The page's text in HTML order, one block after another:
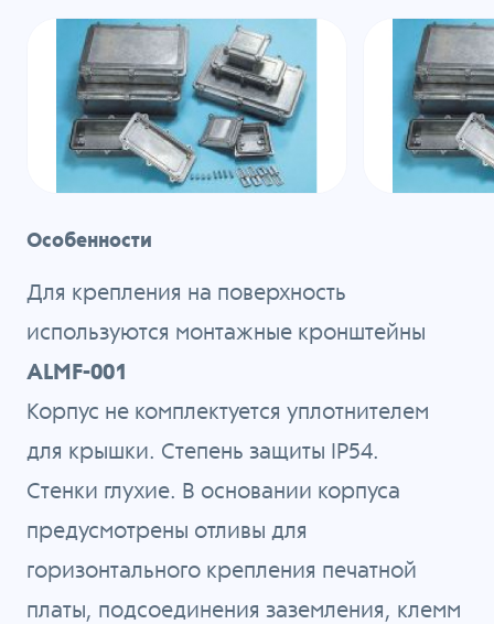
Особенности
Для крепления на поверхность
используются монтажные кронштейны
ALMF-001
Корпус не комплектуется уплотнителем
для крышки. Степень защиты IP54.
Стенки глухие. В основании корпуса
предусмотрены отливы для
горизонтального крепления печатной
платы, подсоединения заземления, клемм